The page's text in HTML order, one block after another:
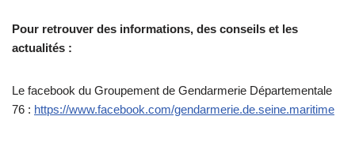
Pour retrouver des informations, des conseils et les
actualités :
Le facebook du Groupement de Gendarmerie Départementale
76 : https://www.facebook.com/gendarmerie.de.seine.maritime